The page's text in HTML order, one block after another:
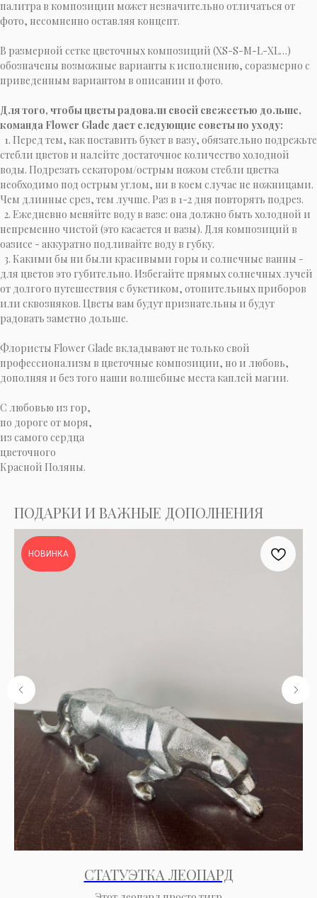
палитра в композиции может незначительно отличаться от
фото, несомненно оставляя концепт.
В размерной сетке цветочных композиций (XS-S-M-L-XL…)
обозначены возможные варианты к исполнению, соразмерно с
приведенным вариантом в описании и фото.
Для того, чтобы цветы радовали своей свежестью дольше,
команда Flower Glade дает следующие советы по уходу:
1. Перед тем, как поставить букет в вазу, обязательно подрежьте
стебли цветов и налейте достаточное количество холодной
воды. Подрезать секатором/острым ножом стебли цветка
необходимо под острым углом, ни в коем случае не ножницами.
Чем длинные срез, тем лучше. Раз в 1-2 дня повторять подрез.
2. Ежедневно меняйте воду в вазе: она должно быть холодной и
непременно чистой (это касается и вазы). Для композиций в
оазисе - аккуратно подливайте воду в губку.
3. Какими бы ни были красивыми горы и солнечные ванны -
для цветов это губительно. Избегайте прямых солнечных лучей
от долгого путешествия с букетиком, отопительных приборов
или сквозняков. Цветы вам будут признательны и будут
радовать заметно дольше.
Флористы Flower Glade вкладывают не только свой
профессионализм в цветочные композиции, но и любовь,
дополняя и без того наши волшебные места каплей магии.
C любовью из гор,
по дороге от моря,
из самого сердца
цветочного
Красной Поляны.
ПОДАРКИ И ВАЖНЫЕ ДОПОЛНЕНИЯ
НОВИНКА
СТАТУЭТКА ЛЕОПАРД